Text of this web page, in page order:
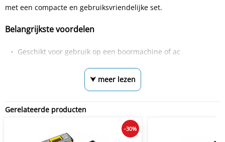
met een compacte en gebruiksvriendelijke set.
Belangrijkste voordelen
Geschikt voor gebruik op een boormachine of ac
⮟ meer lezen
Gerelateerde producten
-30%